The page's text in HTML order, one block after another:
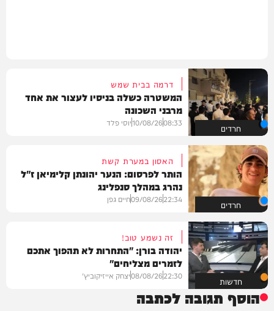
חרדים
דרמה בבית שמש
המשטרה כשלה בניסיו לעצור את אחד
מרבני השכונה
08:33
10/08/26יוסי פלד
חרדים
האסון במערת קשת
הותר לפרסום: הנער יהונתן קלימיאן ז"ל
נהרג במהלך סנפלינג
22:34
09/08/26חיים גפן
חדשות
זה נשמע טוב!
יהודה בורן: "התחרות לא תהפוך אתכם
לזמרים מצליחים"
22:30
08/08/26יצחק אייזיקוביץ'
הוסף תגובה לכתבה